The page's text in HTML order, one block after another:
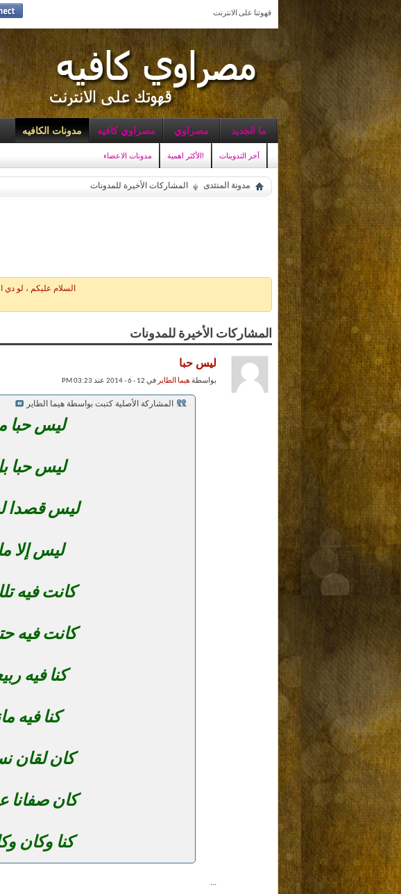
قهوتنا على الانترنت
ما الجديد مصراوي مصراوي كافيه مدونات الكافيه
آخر التدوينات الأكثر اهمية! مدونات الاعضاء
مدونة المنتدى المشاركات الأخيرة للمدونات
السلام عليكم ، لو
المشاركات الأخيرة للمدونات
ليس حبا
بواسطة هيما الطاير في 12 - 6 - 2014 عند 03:23 PM
المشاركة الأصلية كتبت بواسطة هيما الطاير
ليس حبا
ليس حبا
ليس قصدا
ليس إلا
كانت فيه
كانت فيه
كنا فيه
كنا فيه
كان لقان
كان صفانا
كنا وكان
...